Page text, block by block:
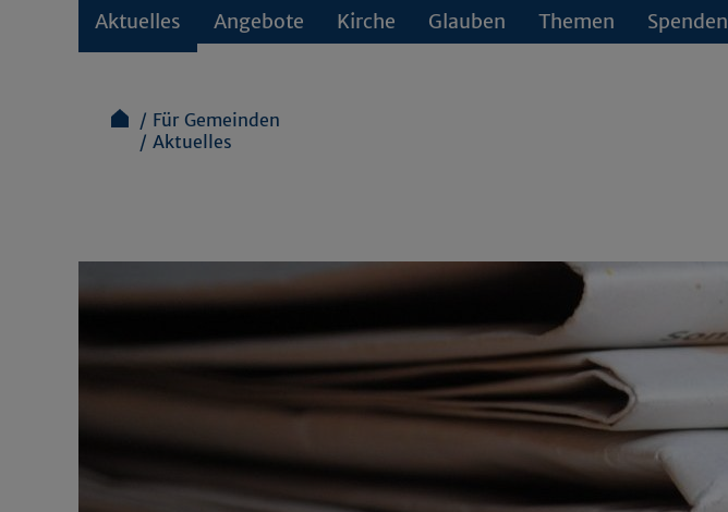
Aktuelles Angebote Kirche Glauben Themen Spenden
Für Gemeinden
Aktuelles